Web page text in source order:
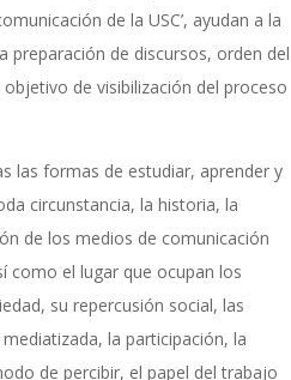
de la USC’, ayudan a la
preparación de discursos, orden del
de visibilización del proceso
las formas de estudiar, aprender y
circunstancia, la historia, la
de los medios de comunicación
como el lugar que ocupan los
su repercusión social, las
la participación, la
de percibir, el papel del trabajo